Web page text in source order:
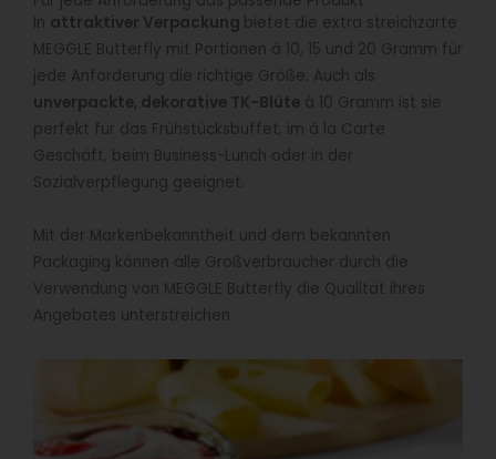
In attraktiver Verpackung bietet die extra streichzarte
MEGGLE Butterfly mit Portionen à 10, 15 und 20 Gramm für
jede Anforderung die richtige Größe. Auch als
unverpackte, dekorative TK-Blüte à 10 Gramm ist sie
perfekt für das Frühstücksbuffet, im à la Carte
Geschäft, beim Business-Lunch oder in der
Sozialverpflegung geeignet.
Mit der Markenbekanntheit und dem bekannten
Packaging können alle Großverbraucher durch die
Verwendung von MEGGLE Butterfly die Qualität ihres
Angebotes unterstreichen.